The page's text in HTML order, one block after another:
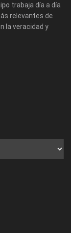
trabaja día a día
relevantes de
la veracidad y